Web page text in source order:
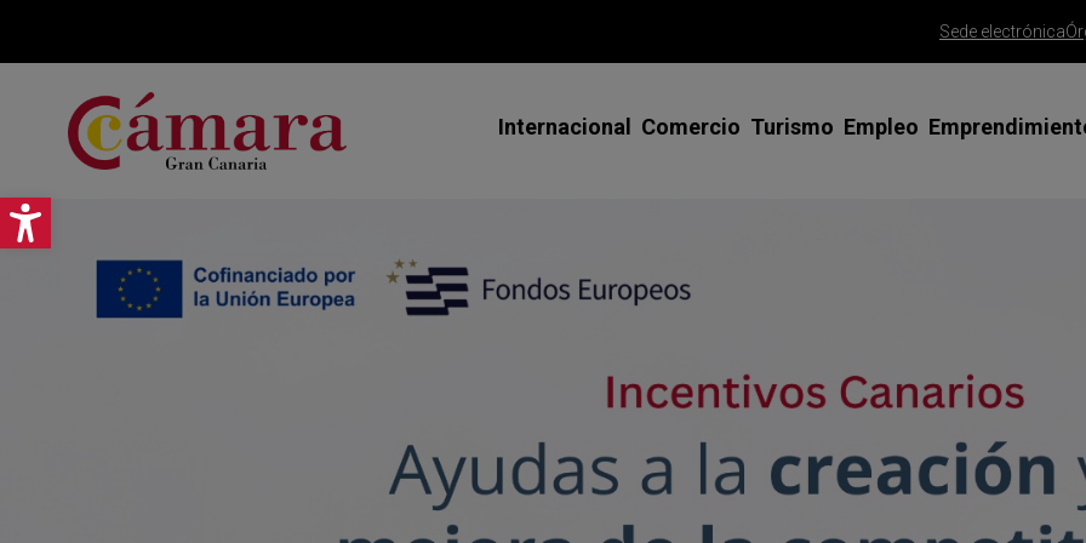
Abrir barra de herramientas
Sede electrónica
Internacional
Asesoramiento y tutorización
Programas de apoyo especializado
Certificados para exportar
Comercio
Gran Canaria Gourmet
Ayudas para la mejora del comercio
Turismo
Red CIDE
Empleo
Programa FP PYME
España Emprende
Agencia de colocación
Trámite alta
limitada
Consolida tu
PAMCA |